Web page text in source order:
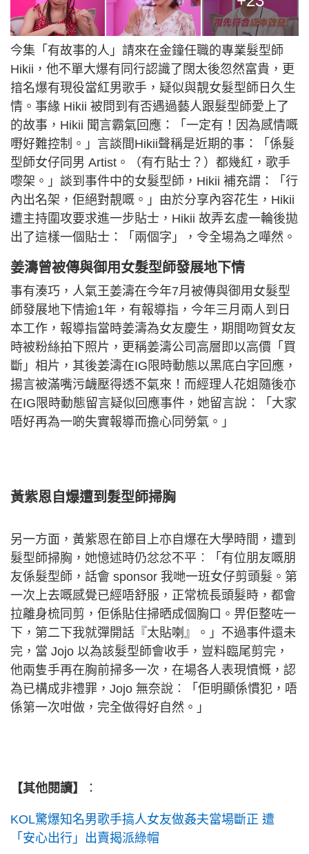
今集「有故事的人」請來在金鐘任職的專業髮型師
Hikii，他不單大爆有同行認識了闊太後忽然富貴，更
揞名爆有現役當紅男歌手，疑似與靚女髮型師日久生
情。事緣 Hikii 被問到有否遇過藝人跟髮型師愛上了
的故事，Hikii 聞言霸氣回應：「一定有！因為感情嘅
嘢好難控制。」言談間Hikii聲稱是近期的事：「係髮
型師女仔同男 Artist。（有冇貼士？）都幾紅，歌手
嚟架。」談到事件中的女髮型師，Hikii 補充謂：「行
內出名架，佢絕對靚嘅。」由於分享內容花生，Hikii
遭主持圍攻要求進一步貼士，Hikii 故弄玄虛一輪後拋
出了這樣一個貼士：「兩個字」，令全場為之嘩然。
姜濤曾被傳與御用女髮型師發展地下情
事有湊巧，人氣王姜濤在今年7月被傳與御用女髮型
師發展地下情逾1年，有報導指，今年三月兩人到日
本工作，報導指當時姜濤為女友慶生，期間吻賀女友
時被粉絲拍下照片，更稱姜濤公司高層即以高價「買
斷」相片，其後姜濤在IG限時動態以黑底白字回應，
揚言被滿嘴污衊壓得透不氣來！而經理人花姐隨後亦
在IG限時動態留言疑似回應事件，她留言說：「大家
唔好再為一啲失實報導而擔心同勞氣。」
黃紫恩自爆遭到髮型師掃胸
另一方面，黃紫恩在節目上亦自爆在大學時間，遭到
髮型師掃胸，她憶述時仍忿忿不平︰「有位朋友嘅朋
友係髮型師，話會 sponsor 我哋一班女仔剪頭髮。第
一次上去嘅感覺已經唔舒服，正常梳長頭髮時，都會
拉離身梳同剪，佢係貼住掃晒成個胸口。畀佢整咗一
下，第二下我就彈開話『太貼喇』。」不過事件還未
完，當 Jojo 以為該髮型師會收手，豈料臨尾剪完，
他兩隻手再在胸前掃多一次，在場各人表現憤慨，認
為已構成非禮罪，Jojo 無奈說︰「佢明顯係慣犯，唔
係第一次咁做，完全做得好自然。」
【其他閱讀】 ：
KOL驚爆知名男歌手搞人女友做姦夫當場斷正 遭
「安心出行」出賣揭派綠帽